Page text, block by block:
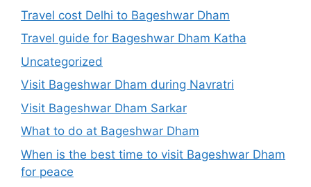
Travel cost Delhi to Bageshwar Dham
Travel guide for Bageshwar Dham Katha
Uncategorized
Visit Bageshwar Dham during Navratri
Visit Bageshwar Dham Sarkar
What to do at Bageshwar Dham
When is the best time to visit Bageshwar Dham
for peace